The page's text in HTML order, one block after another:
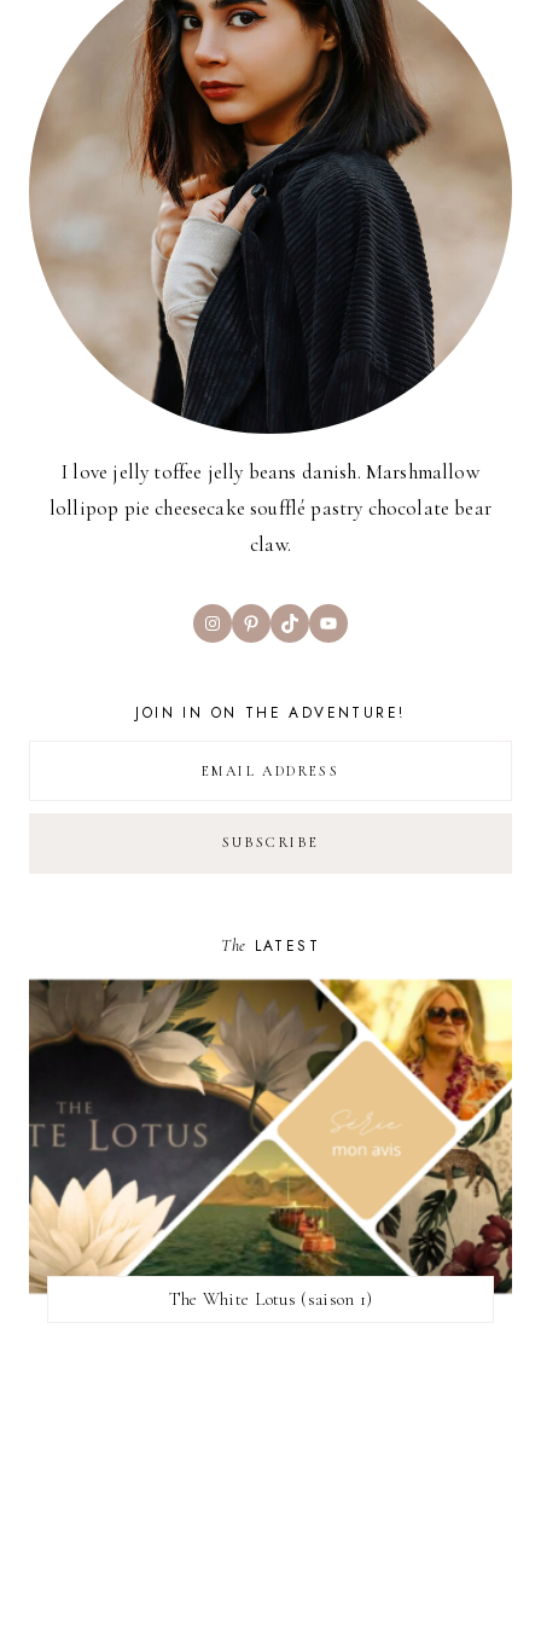
I love jelly toffee jelly beans danish. Marshmallow
lollipop pie cheesecake soufflé pastry chocolate bear
claw.
InstagramPinterest
TikTokYouTube
JOIN IN ON THE ADVENTURE!
The LATEST
The White Lotus (saison 1)